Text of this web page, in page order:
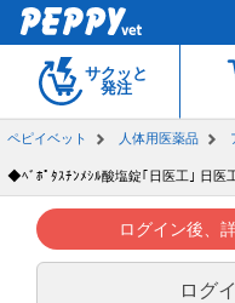
サクッと
発注
ペピイベット 人体用医薬品
◆ﾍﾞﾎﾟﾀｽﾁﾝﾒｼﾙ酸塩錠｢日医工｣ 日医
ログイン後、
ログ